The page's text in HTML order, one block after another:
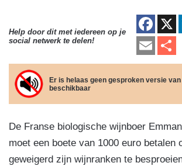
Help door dit met iedereen op je
social netwerk te delen!
F
a
c
e
b
o
k
E
m
ail
Er is helaas geen gesproken versie
beschikbaar
De Franse biologische wijnboer
moet een boete van 1000 euro betalen
geweigerd zijn wijnranken te